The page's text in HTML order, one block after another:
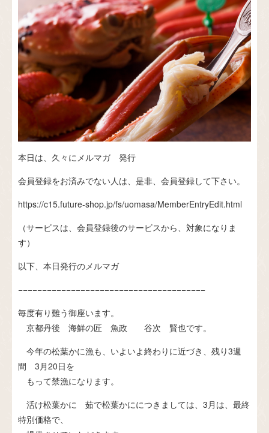
本日は、久々にメルマガ 発行
会員登録をお済みでない人は、是非、会員登録して下さい。
https://c15.future-shop.jp/fs/uomasa/MemberEntryEdit.html
（サービスは、会員登録後のサービスから、対象になりま
す）
以下、本日発行のメルマガ
−−−−−−−−−−−−−−−−−−−−−−−−−−−−−−−−−−−−−−−
毎度有り難う御座います。
京都丹後 海鮮の匠 魚政 谷次 賢也です。
今年の松葉かに漁も、いよいよ終わりに近づき、残り3週
間 3月20日を
もって禁漁になります。
活け松葉かに 茹で松葉かににつきましては、3月は、最終
特別価格で、